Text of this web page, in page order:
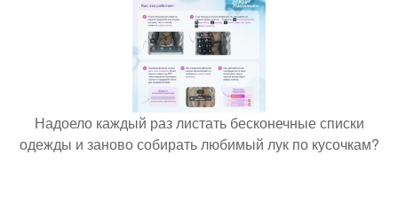
Надоело каждый раз листать бесконечные списки
одежды и заново собирать любимый лук по кусочкам?